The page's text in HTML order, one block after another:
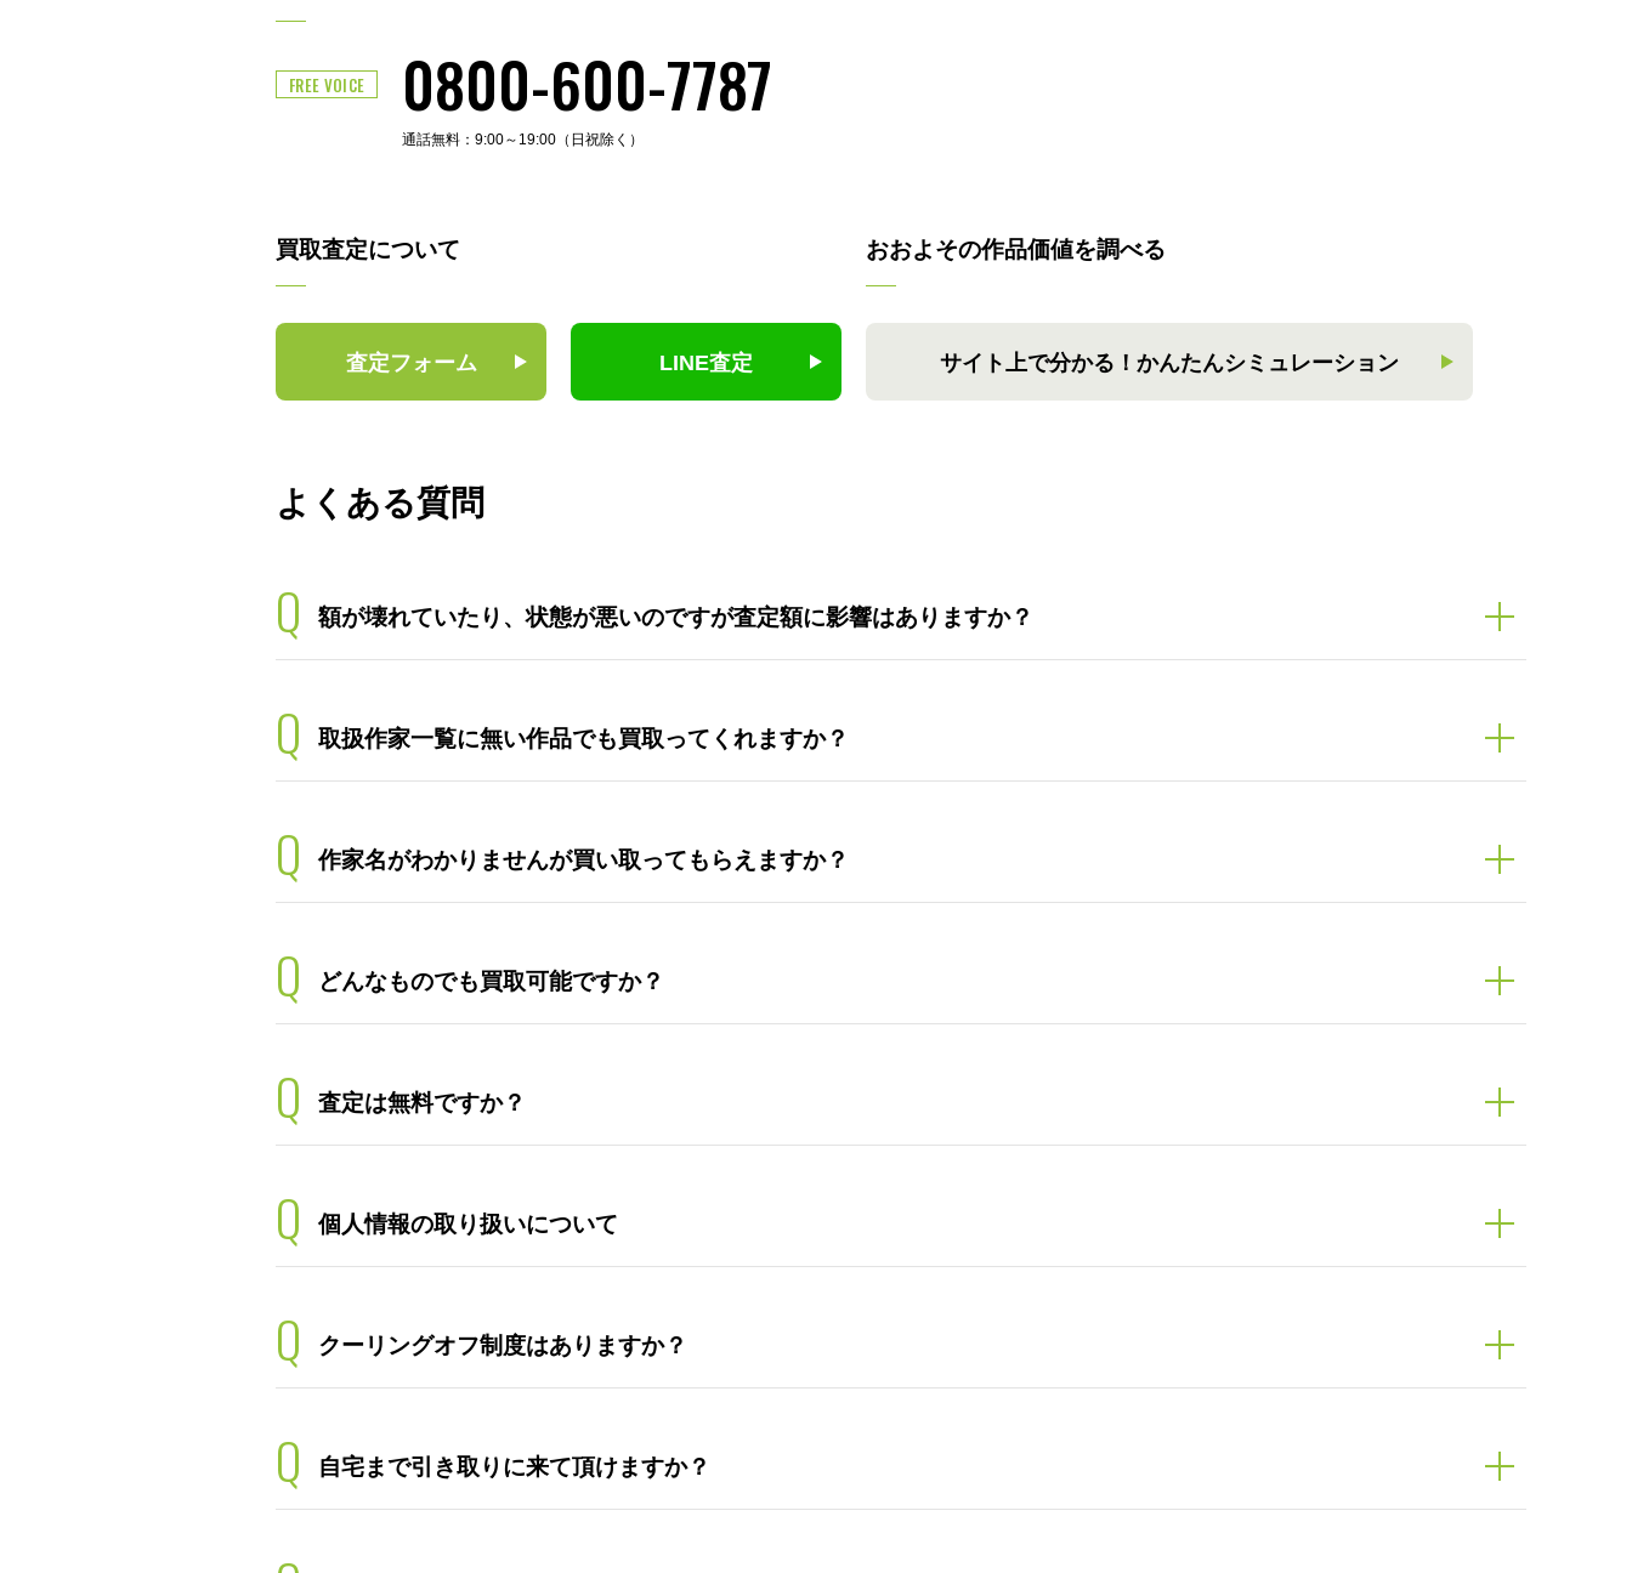
FREE VOICE 0800-600-7787
通話無料：9:00～19:00（日祝除く）
買取査定について
査定フォーム LINE査定
おおよその作品価値を調べる
サイト上で分かる！ かんたんシミュレーション
よくある質問
Q 額が壊れていたり、状態が悪いのですが査定額に影響はありますか？
Q 取扱作家一覧に無い作品でも買取ってくれますか？
Q 作家名がわかりませんが買い取ってもらえますか？
Q どんなものでも買取可能ですか？
Q 査定は無料ですか？
Q 個人情報の取り扱いについて
Q クーリングオフ制度はありますか？
Q 自宅まで引き取りに来て頂けますか？